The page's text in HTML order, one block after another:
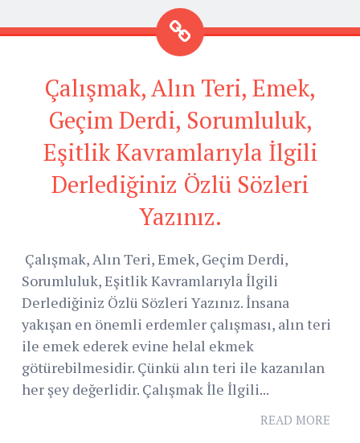
Çalışmak, Alın Teri, Emek,
Geçim Derdi, Sorumluluk,
Eşitlik Kavramlarıyla İlgili
Derlediğiniz Özlü Sözleri
Yazınız.
Çalışmak, Alın Teri, Emek, Geçim Derdi,
Sorumluluk, Eşitlik Kavramlarıyla İlgili
Derlediğiniz Özlü Sözleri Yazınız. İnsana
yakışan en önemli erdemler çalışması, alın teri
ile emek ederek evine helal ekmek
götürebilmesidir. Çünkü alın teri ile kazanılan
her şey değerlidir. Çalışmak İle İlgili...
READ MORE